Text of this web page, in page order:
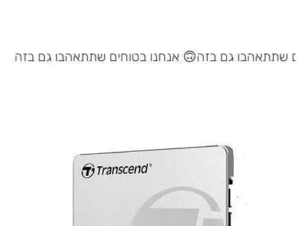
אנחנו בטוחים שתתאהבו גם בזה 🙃